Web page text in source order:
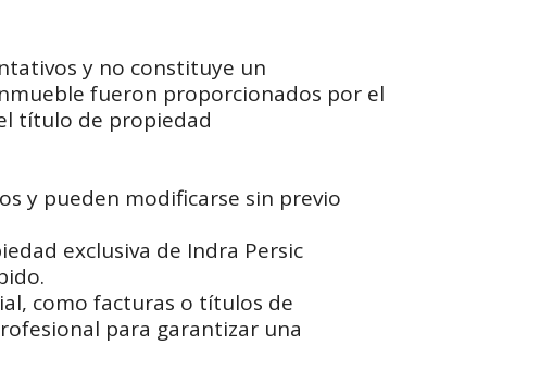
y no constituye un
fueron proporcionados por el
título de propiedad
y pueden modificarse sin previo
exclusiva de Indra Persic
como facturas o títulos de
para garantizar una